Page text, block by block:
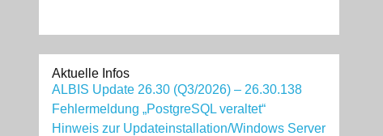
Aktuelle Infos
ALBIS Update 26.30 (Q3/2026) – 26.30.138
Fehlermeldung „PostgreSQL veraltet“
Hinweis zur Updateinstallation/Windows Server